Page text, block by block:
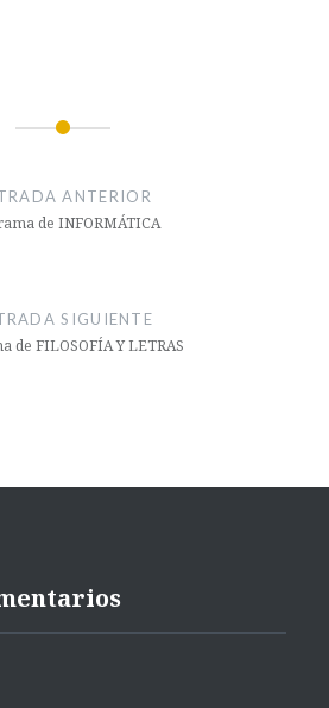
ANTERIOR
de INFORMÁTICA
SIGUIENTE
de FILOSOFÍA Y LETRAS